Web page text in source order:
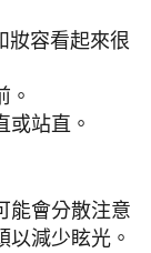
妝容看起來很
。
或站直。
能會分散注意
減少眩光。